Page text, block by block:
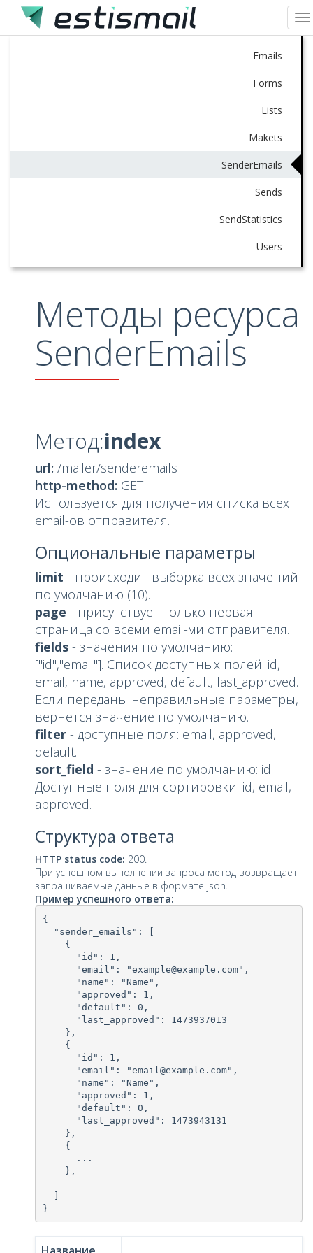
Emails
Forms
Lists
Makets
SenderEmails
Sends
SendStatistics
Users
Методы ресурса
SenderEmails
Метод:index
url: /mailer/senderemails
http-method: GET
Используется для получения списка всех
email-ов отправителя.
Опциональные параметры
limit - происходит выборка всех значений
по умолчанию (10).
page - присутствует только первая
страница со всеми email-ми отправителя.
fields - значения по умолчанию:
["id","email"]. Список доступных полей: id,
email, name, approved, default, last_approved.
Если переданы неправильные параметры,
вернётся значение по умолчанию.
filter - доступные поля: email, approved,
default.
sort_field - значение по умолчанию: id.
Доступные поля для сортировки: id, email,
approved.
Структура ответа
HTTP status code: 200.
При успешном выполнении запроса метод возвращает
запрашиваемые данные в формате json.
Пример успешного ответа:
{
  "sender_emails": [
    {
      "id": 1,
      "email": "example@example.com",
      "name": "Name",
      "approved": 1,
      "default": 0,
      "last_approved": 1473937013
    },
    {
      "id": 1,
      "email": "email@example.com",
      "name": "Name",
      "approved": 1,
      "default": 0,
      "last_approved": 1473943131
    },
    {
      ...
    },
  ]